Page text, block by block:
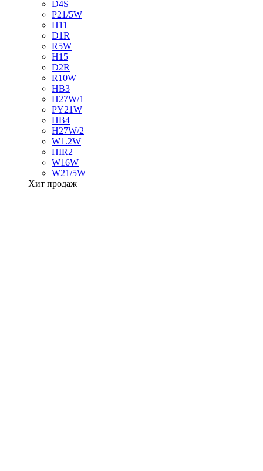
D4S
P21/5W
H11
D1R
R5W
H15
D2R
R10W
HB3
H27W/1
PY21W
HB4
H27W/2
W1.2W
HIR2
W16W
W21/5W
Хит продаж